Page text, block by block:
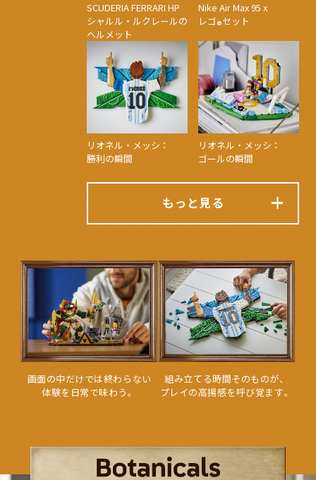
SCUDERIA FERRARI HP
シャルル・ルクレールの
ヘルメット
Nike Air Max 95 x
レゴ®セット
リオネル・メッシ：
勝利の瞬間
リオネル・メッシ：
ゴールの瞬間
もっと見る
画面の中だけでは終わ ら ない
体験を 日常で味わう。
組み立てる時間そのも のが、
プレイの高揚感を呼び覚ま す。